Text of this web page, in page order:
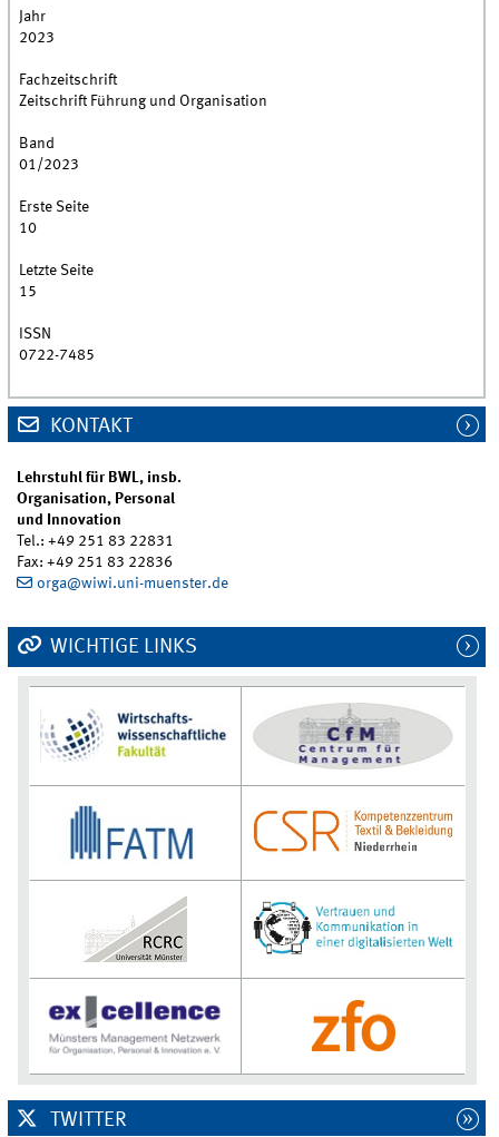
Jahr
2023
Fachzeitschrift
Zeitschrift Führung und Organisation
Band
01/2023
Erste Seite
10
Letzte Seite
15
ISSN
0722-7485
KONTAKT
Lehrstuhl für BWL, insb.
Organisation, Personal
und Innovation
Tel.: +49 251 83 22831
Fax: +49 251 83 22836
orga@wiwi.uni-muenster.de
WICHTIGE LINKS
TWITTER